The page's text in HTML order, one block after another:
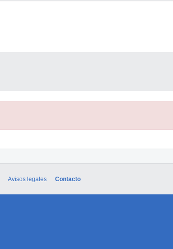
Avisos legales Contacto